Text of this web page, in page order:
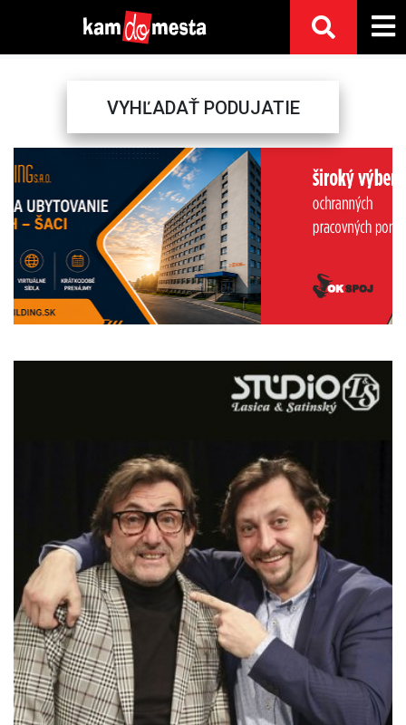
VYHĽADAŤ PODUJATIE